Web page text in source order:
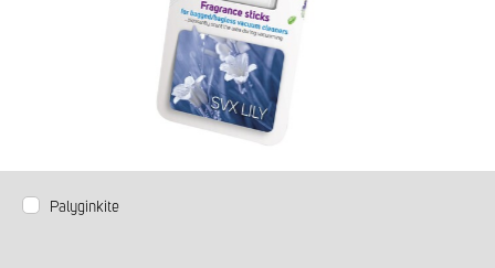
Palyginkite